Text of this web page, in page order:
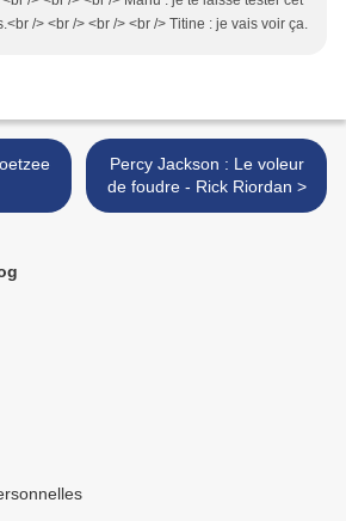
/> <br /> <br /> <br /> Titine : je vais voir ça.
Percy Jackson : Le voleur
de foudre - Rick Riordan >